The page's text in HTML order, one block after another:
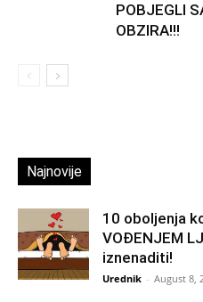
POBJEGLI
OBZIRA!!!
Najnovije
10 oboljenja
VOĐENJEM
iznenaditi!
Urednik - August 8,